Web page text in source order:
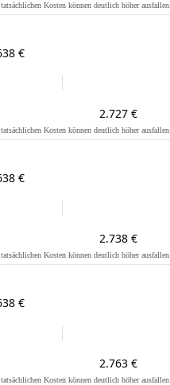
Kosten können deutlich höher ausfallen.
€
2.727 €
Kosten können deutlich höher ausfallen.
€
2.738 €
Kosten können deutlich höher ausfallen.
€
2.763 €
Kosten können deutlich höher ausfallen.